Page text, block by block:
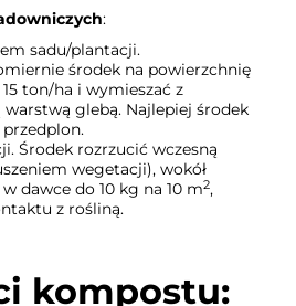
:
sadu/plantacji.
środek na powierzchnię
ton/ha i wymieszać z
glebą. Najlepiej środek
Środek rozrzucić wczesną
wegetacji), wokół
dawce do 10 kg na 10 m2,
z rośliną.
kompostu: